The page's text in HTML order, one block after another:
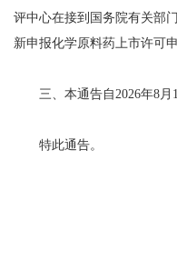
评中心在接到国务院有关部
新申报化学原料药上市许可
三、本通告自2026年8月1
特此通告。